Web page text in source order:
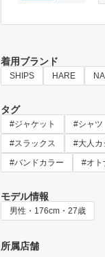
着用ブランド
SHIPS HARE
タグ
#ジャケット #シャツ
#スラックス
#大人カ
#バンドカラー
#オト
モデル情報
男性・176cm・27歳
所属店舗